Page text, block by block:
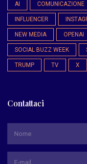
AI COMUNICAZIONE
INFLUENCER
NEW MEDIA OPENAI
SOCIAL BUZZ WEEK
TRUMP TV X
Contattaci